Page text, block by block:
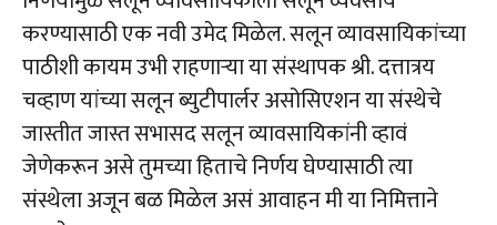
करण्यासाठी एक नवी उमेद मिळेल.सलून व्यावसायिकांच्या
पाठीशी कायम उभी राहणाऱ्या या संस्थापक श्री. दत्तात्रय
चव्हाण यांच्या सलून ब्युटीपार्लर असोसिएशन या संस्थेचे
जास्तीत जास्त सभासद सलून व्यावसायिकांनी व्हावं
जेणेकरून असे तुमच्या हिताचे निर्णय घेण्यासाठी त्या
संस्थेला अजून बळ मिळेल असं आवाहन मी या निमित्ताने